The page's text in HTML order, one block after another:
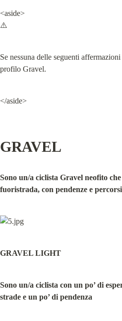
<aside>
⚠️
Se nessuna delle seguenti
profilo Gravel.
</aside>
GRAVEL
Sono un/a ciclista Gravel neofito
fuoristrada, con pendenze e
GRAVEL LIGHT
Sono un/a ciclista con un po’ di
strade e un po’ di pendenza